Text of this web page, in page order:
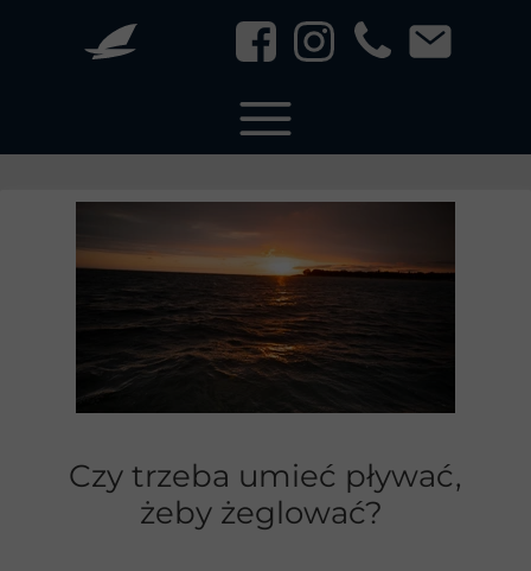
Czy trzeba umieć pływać,
żeby żeglować?